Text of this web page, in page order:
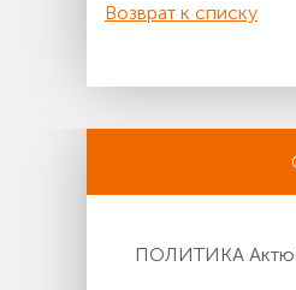
Возврат к списку
ПОЛИТИКА